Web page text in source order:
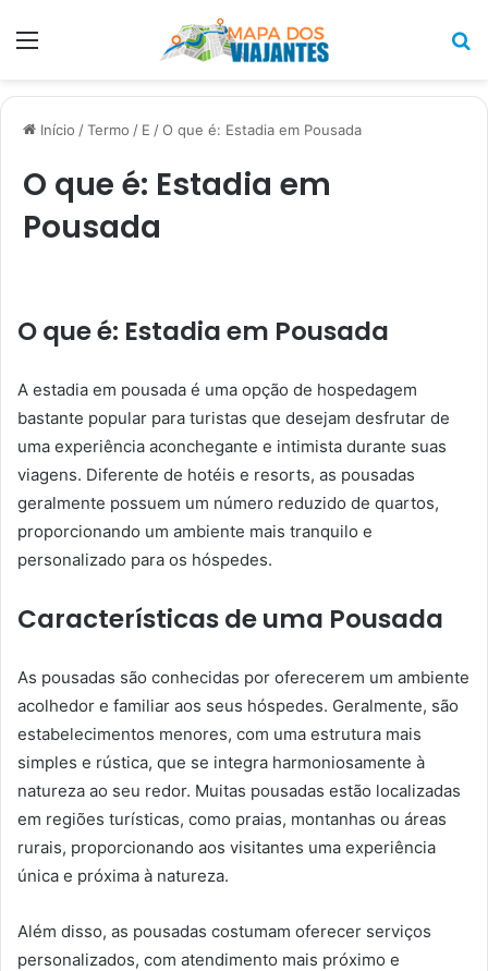
Menu
Início /Termo / E /O que é: Estadia em Pousada
O que é: Estadia em
Pousada
O que é: Estadia em Pousada
A estadia em pousada é uma opção de hospedagem
bastante popular para turistas que desejam desfrutar de
uma experiência aconchegante e intimista durante suas
viagens. Diferente de hotéis e resorts, as pousadas
geralmente possuem um número reduzido de quartos,
proporcionando um ambiente mais tranquilo e
personalizado para os hóspedes.
Características de uma Pousada
As pousadas são conhecidas por oferecerem um ambiente
acolhedor e familiar aos seus hóspedes. Geralmente, são
estabelecimentos menores, com uma estrutura mais
simples e rústica, que se integra harmoniosamente à
natureza ao seu redor. Muitas pousadas estão localizadas
em regiões turísticas, como praias, montanhas ou áreas
rurais, proporcionando aos visitantes uma experiência
única e próxima à natureza.
Além disso, as pousadas costumam oferecer serviços
personalizados, com atendimento mais próximo e